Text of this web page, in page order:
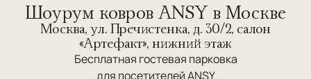
Шоурум ковров ANSY в Москве
Москва, ул. Пречистенка, д. 30/2, салон
«Артефакт», нижний этаж
Бесплатная гостевая парковка
для посетителей ANSY